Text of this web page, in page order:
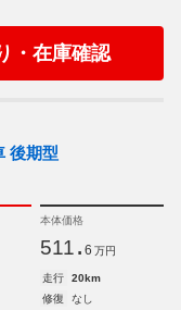
・在庫確認
後期型
本体価格
511. 6 万円
走行
20km
修復
なし